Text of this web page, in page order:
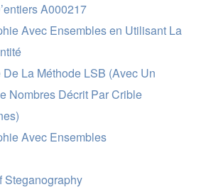
A000217
Avec Ensembles en Utilisant La
La Méthode LSB (Avec Un
Nombres Décrit Par Crible
Avec Ensembles
Steganography